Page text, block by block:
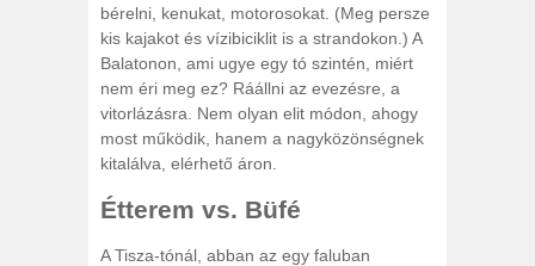
bérelni, kenukat, motorosokat. (Meg persze
kis kajakot és vízibiciklit is a strandokon.) A
Balatonon, ami ugye egy tó szintén, miért
nem éri meg ez? Ráállni az evezésre, a
vitorlázásra. Nem olyan elit módon, ahogy
most működik, hanem a nagyközönségnek
kitalálva, elérhető áron.
Étterem vs. Büfé
A Tisza-tónál, abban az egy faluban